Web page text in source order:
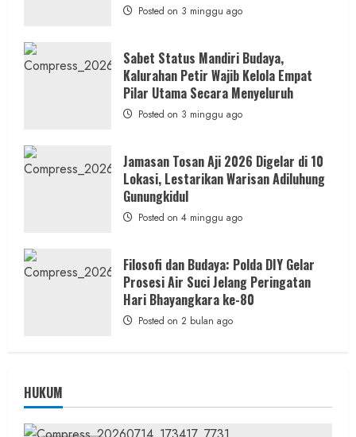
Budaya
Kebersamaan
Masyarakat
Posted on 3 minggu ago
Sabet Status Mandiri Budaya,
Kalurahan Petir Wajib Kelola Empat
Pilar Utama Secara Menyeluruh
Posted on 3 minggu ago
Jamasan Tosan Aji 2026 Digelar di 10
Lokasi, Lestarikan Warisan Adiluhung
Gunungkidul
Posted on 4 minggu ago
Filosofi dan Budaya: Polda DIY Gelar
Prosesi Air Suci Jelang Peringatan
Hari Bhayangkara ke-80
Posted on 2 bulan ago
HUKUM